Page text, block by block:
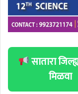
सातारा
मिळवा